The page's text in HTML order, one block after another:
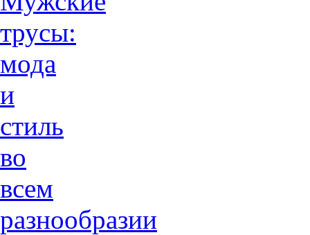
трусы:
мода
и
стиль
во
всем
разнообразии